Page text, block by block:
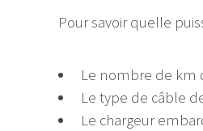
Pour savoir quelle
Le nombre de km
Le type de câble
Le chargeur